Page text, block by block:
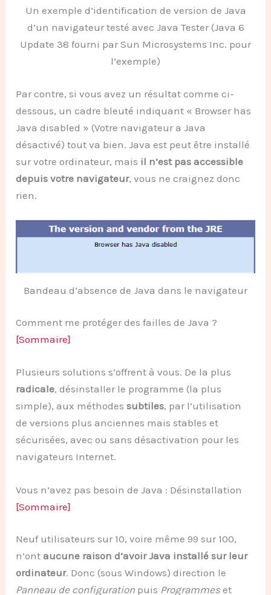
Un exemple d’identification de version de Java
d’un navigateur testé avec Java Tester (Java 6
Update 38 fourni par Sun Microsystems Inc. pour
l’exemple)
Par contre, si vous avez un résultat comme ci-
dessous, un cadre bleuté indiquant « Browser has
Java disabled » (Votre navigateur a Java
désactivé) tout va bien. Java est peut être installé
sur votre ordinateur, mais il n’est pas accessible
depuis votre navigateur, vous ne craignez donc
rien.
Bandeau d’absence de Java dans le navigateur
Comment me protéger des failles de Java ?
[Sommaire]
Plusieurs solutions s’offrent à vous. De la plus
radicale, désinstaller le programme (la plus
simple), aux méthodessubtiles, par l’utilisation
de versions plus anciennes mais stables et
sécurisées, avec ou sans désactivation pour les
navigateurs Internet.
Vous n’avez pas besoin de Java : Désinstallation
[Sommaire]
Neuf utilisateurs sur 10, voire même 99 sur 100,
n’ontaucune raison d’avoir Java installé sur leur
ordinateur. Donc (sous Windows) direction le
Panneau de configuration puis Programmes et